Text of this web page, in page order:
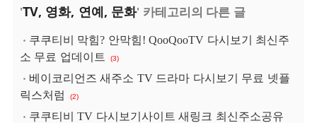
'TV, 영화, 연예, 문화' 카테고리의 다른 글
쿠쿠티비 막힘? 안막힘! QooQooTV 다시보기 최신주
소 무료 업데이트
(3)
베이코리언즈 새주소 TV 드라마 다시보기 무료 넷플
릭스처럼
(2)
쿠쿠티비 TV 다시보기사이트 새링크 최신주소공유